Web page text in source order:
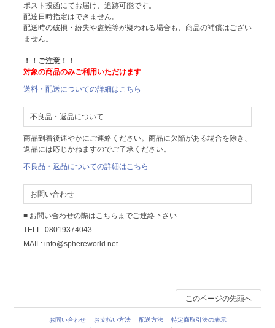
ポスト投函にてお届け、追跡可能です。
配達日時指定はできません。
配送時の破損・紛失や盗難等が疑われる場合も、商品の補償はござい
ません。
！！ご注意！！
対象の商品のみご利用いただけます
送料・配送についての詳細はこちら
不良品・返品について
商品到着後速やかにご連絡ください。商品に欠陥がある場合を除き、
返品には応じかねますのでご了承ください。
不良品・返品についての詳細はこちら
お問い合わせ
■ お問い合わせの際はこちらまでご連絡下さい
TELL: 08019374043
MAIL: info@sphereworld.net
このページの先頭へ
お問い合わせ お支払い方法 配送方法
特定商取引法の表示